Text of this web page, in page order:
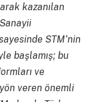
kazanılan
STM’nin
başlamış; bu
ve
veren önemli